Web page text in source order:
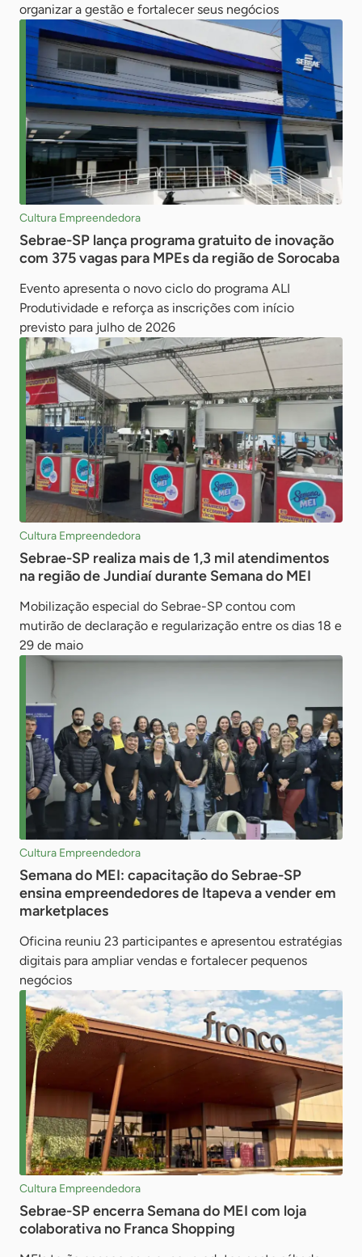
organizar a gestão e fortalecer seus negócios
Cultura Empreendedora
Sebrae-SP lança programa gratuito de inovação
com 375 vagas para MPEs da região de Sorocaba
Evento apresenta o novo ciclo do programa ALI
Produtividade e reforça as inscrições com início
previsto para julho de 2026
Cultura Empreendedora
Sebrae-SP realiza mais de 1,3 mil atendimentos
na região de Jundiaí durante Semana do MEI
Mobilização especial do Sebrae-SP contou com
mutirão de declaração e regularização entre os dias 18 e
29 de maio
Cultura Empreendedora
Semana do MEI: capacitação do Sebrae-SP
ensina empreendedores de Itapeva a vender em
marketplaces
Oficina reuniu 23 participantes e apresentou estratégias
digitais para ampliar vendas e fortalecer pequenos
negócios
Cultura Empreendedora
Sebrae-SP encerra Semana do MEI com loja
colaborativa no Franca Shopping